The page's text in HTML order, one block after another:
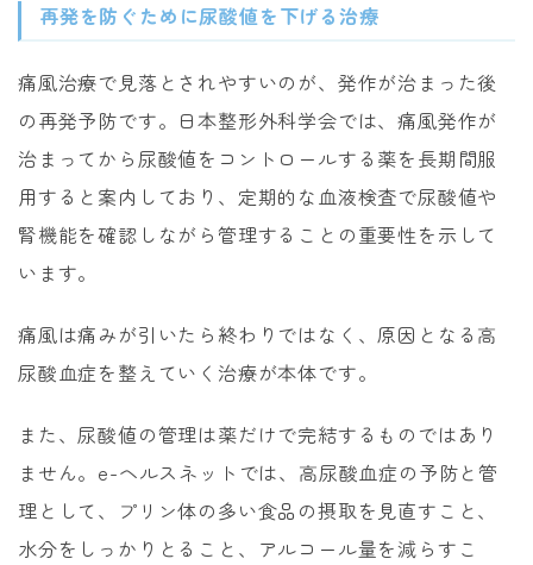
再発を防ぐために尿酸値を下げる治療
痛風治療で見落とされやすいのが、発作が治まった後
の再発予防です。日本整形外科学会では、痛風発作が
治まってから尿酸値をコントロールする薬を長期間服
用すると案内しており、定期的な血液検査で尿酸値や
腎機能を確認しながら管理することの重要性を示して
います。
痛風は痛みが引いたら終わりではなく、原因となる高
尿酸血症を整えていく治療が本体です。
また、尿酸値の管理は薬だけで完結するものではあり
ません。e-ヘルスネットでは、高尿酸血症の予防と管
理として、プリン体の多い食品の摂取を見直すこと、
水分をしっかりとること、アルコール量を減らすこ